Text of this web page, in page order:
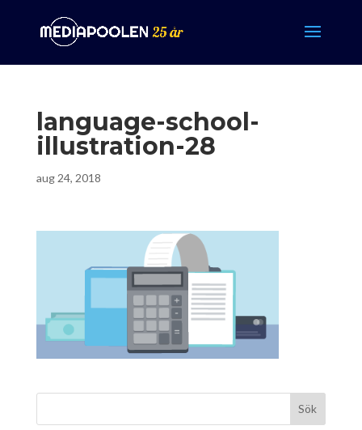
language-school-
illustration-28
aug 24, 2018